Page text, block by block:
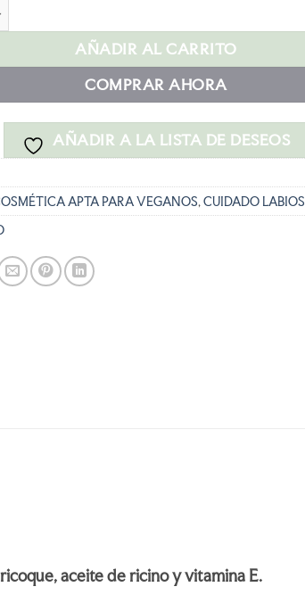
AÑADIR AL CARRITO
COMPRAR AHORA
AÑADIR A LA LISTA DE DESEOS
APTA PARA VEGANOS, CUIDADO LABIOS
aceite de ricino y vitamina E.